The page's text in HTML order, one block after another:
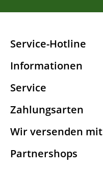
Service-Hotline
Informationen
Service
Zahlungsarten
Wir versenden mit
Partnershops